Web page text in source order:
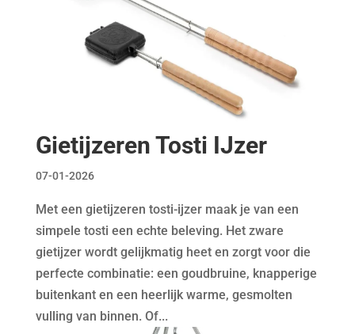
Gietijzeren Tosti IJzer
07-01-2026
Met een gietijzeren tosti-ijzer maak je van een
simpele tosti een echte beleving. Het zware
gietijzer wordt gelijkmatig heet en zorgt voor die
perfecte combinatie: een goudbruine, knapperige
buitenkant en een heerlijk warme, gesmolten
vulling van binnen. Of...